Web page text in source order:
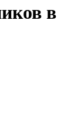
в